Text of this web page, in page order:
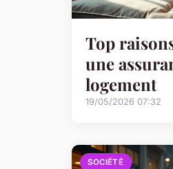
Top
une
logement
19/05/2026 07:32
SOCIÉTÉ